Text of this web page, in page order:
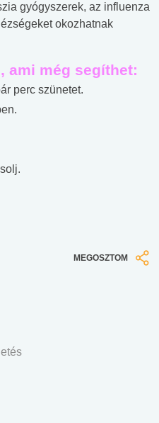
gyógyszerek, az influenza
okozhatnak
ami még segíthet:
perc szünetet.
MEGOSZTOM